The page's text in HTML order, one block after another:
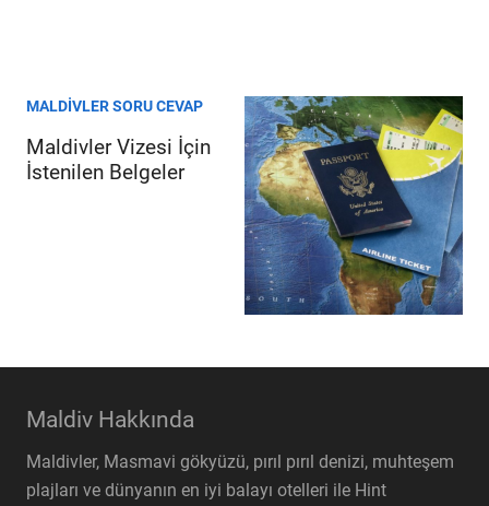
MALDIVLER SORU CEVAP
Maldivler Vizesi İçin
İstenilen Belgeler
Maldiv Hakkında
Maldivler, Masmavi gökyüzü, pırıl pırıl denizi, muhteşem
plajları ve dünyanın en iyi balayı otelleri ile Hint